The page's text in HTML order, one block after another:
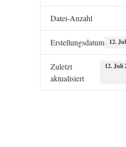
Datei-Anzahl
Erstellungsdatum 12.
Zuletzt
aktualisiert
12. Juli